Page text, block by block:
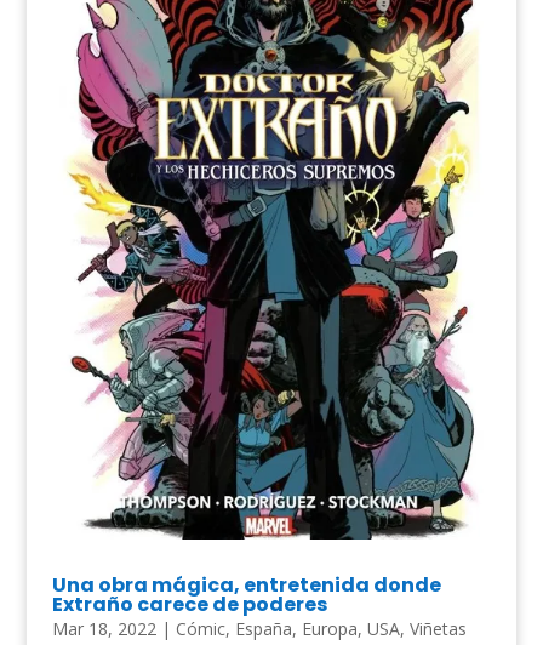
Una obra mágica, entretenida donde
Extraño carece de poderes
Mar 18, 2022| Cómic, España, Europa, USA, Viñetas